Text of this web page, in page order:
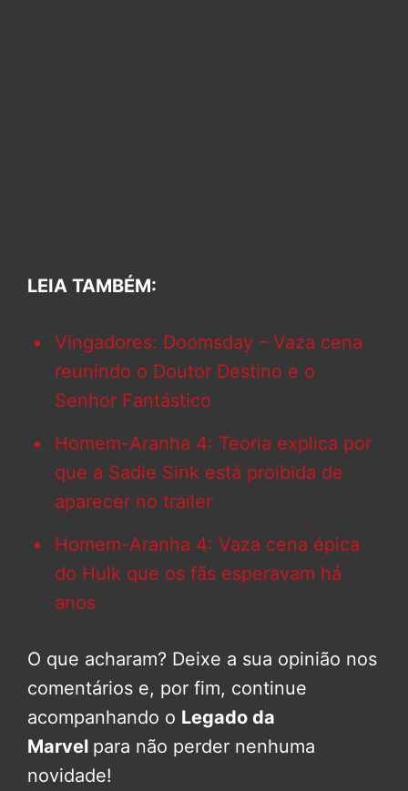
LEIA TAMBÉM:
Vingadores: Doomsday – Vaza cena
reunindo o Doutor Destino e o
Senhor Fantástico
Homem-Aranha 4: Teoria explica por
que a Sadie Sink está proibida de
aparecer no trailer
Homem-Aranha 4: Vaza cena épica
do Hulk que os fãs esperavam há
anos
O que acharam? Deixe a sua opinião nos
comentários e, por fim, continue
acompanhando o Legado da
Marvel para não perder nenhuma
novidade!